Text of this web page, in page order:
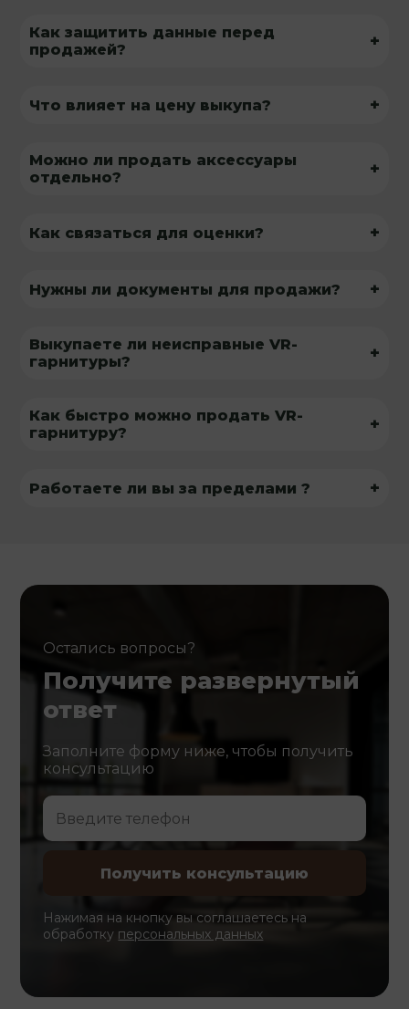
Как защитить данные перед
продажей?
+
Что влияет на цену выкупа? +
Можно ли продать аксессуары
отдельно?
+
Как связаться для оценки? +
Нужны ли документы для продажи? +
Выкупаете ли неисправные VR-
гарнитуры?
+
Как быстро можно продать VR-
гарнитуру?
+
Работаете ли вы за пределами ? +
Остались вопросы?
Получите развернутый
ответ
Заполните форму ниже, чтобы получить
консультацию
Нажимая на кнопку вы соглашаетесь на
обработку персональных данных